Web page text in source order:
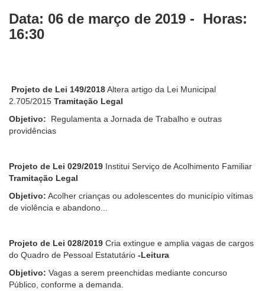
Data: 06 de março de 2019 - Horas:
16:30
Projeto de Lei 149/2018Altera artigo da Lei Municipal
2.705/2015 Tramitação Legal
Objetivo: Regulamenta a Jornada de Trabalho e outras
providências
Projeto de Lei 029/2019 Institui Serviço de Acolhimento Familiar
Tramitação Legal
Objetivo: Acolher crianças ou adolescentes do município vítimas
de violência e abandono...
Projeto de Lei 028/2019 Cria extingue e amplia vagas de cargos
do Quadro de Pessoal Estatutário -Leitura
Objetivo: Vagas a serem preenchidas mediante concurso
Público, conforme a demanda.